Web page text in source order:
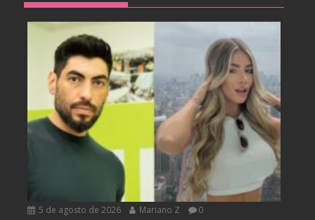
5 de agosto de 2026 Mariano Z 0